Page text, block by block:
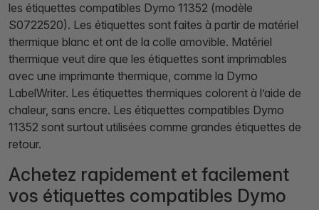
les étiquettes compatibles Dymo 11352 (modèle
S0722520). Les étiquettes sont faites à partir de matériel
thermique blanc et ont de la colle amovible. Matériel
thermique veut dire que les étiquettes sont imprimables
avec une imprimante thermique, comme la Dymo
LabelWriter. Les étiquettes thermiques colorent à l’aide de
chaleur, sans encre. Les étiquettes compatibles Dymo
11352 sont surtout utilisées comme grandes étiquettes de
retour.
Achetez rapidement et facilement
vos étiquettes compatibles Dymo